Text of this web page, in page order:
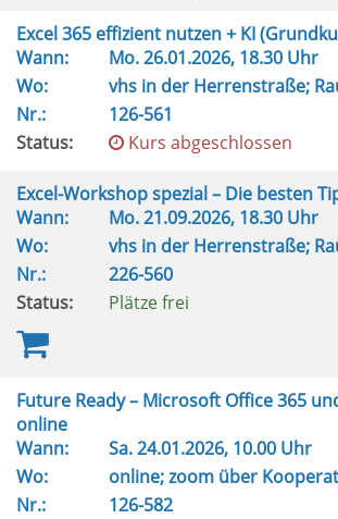
Excel 365 effizient nutzen + KI
Wann:
Mo.26.01.2026, 18.30 Uhr
Wo:
vhs in der Herrenstraße;
Nr.:
126-561
Status:
Kurs abgeschlossen
Excel-Workshop spezial – Die besten
Wann:
Mo.21.09.2026, 18.30 Uhr
Wo:
vhs in der Herrenstraße;
Nr.:
226-560
Status:
Plätze frei
Future Ready – Microsoft Office 365
online
Wann:
Sa.24.01.2026, 10.00 Uhr
Wo:
online; zoom über
Nr.:
126-582